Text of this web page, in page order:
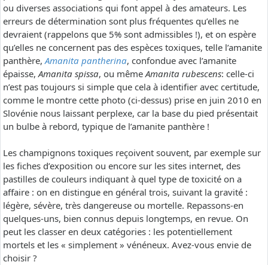
ou diverses associations qui font appel à des amateurs. Les
erreurs de détermination sont plus fréquentes qu’elles ne
devraient (rappelons que 5% sont admissibles !), et on espère
qu’elles ne concernent pas des espèces toxiques, telle l’amanite
panthère,Amanita pantherina, confondue avec l’amanite
épaisse,Amanita spissa, ou mêmeAmanita rubescens: celle-ci
n’est pas toujours si simple que cela à identifier avec certitude,
comme le montre cette photo (ci-dessus) prise en juin 2010 en
Slovénie nous laissant perplexe, car la base du pied présentait
un bulbe à rebord, typique de l’amanite panthère !
Les champignons toxiques reçoivent souvent, par exemple sur
les fiches d’exposition ou encore sur les sites internet, des
pastilles de couleurs indiquant à quel type de toxicité on a
affaire : on en distingue en général trois, suivant la gravité :
légère, sévère, très dangereuse ou mortelle. Repassons-en
quelques-uns, bien connus depuis longtemps, en revue. On
peut les classer en deux catégories : les potentiellement
mortels et les « simplement » vénéneux. Avez-vous envie de
choisir ?